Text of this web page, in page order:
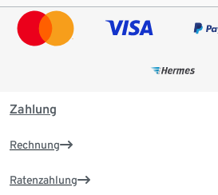
Zahlung
Rechnung
Ratenzahlung